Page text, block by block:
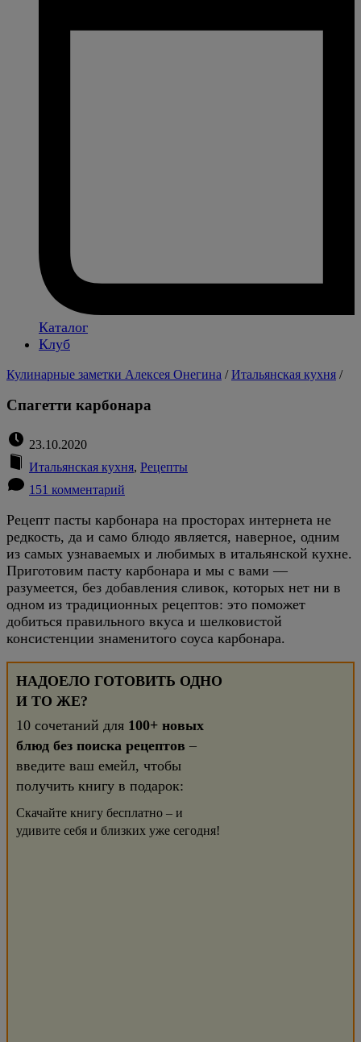
Каталог
Клуб
Кулинарные заметки Алексея Онегина /Итальянская кухня /
Спагетти карбонара
23.10.2020
Итальянская кухня, Рецепты
151 комментарий
Рецепт пасты карбонара на просторах интернета не
редкость, да и само блюдо является, наверное, одним
из самых узнаваемых и любимых в итальянской кухне.
Приготовим пасту карбонара и мы с вами —
разумеется, без добавления сливок, которых нет ни в
одном из традиционных рецептов: это поможет
добиться правильного вкуса и шелковистой
консистенции знаменитого соуса карбонара.
НАДОЕЛО ГОТОВИТЬ ОДНО
И ТО ЖЕ?
10 сочетаний для 100+ новых
блюд без поиска рецептов –
введите ваш емейл, чтобы
получить книгу в подарок:
Скачайте книгу бесплатно – и
удивите себя и близких уже сегодня!